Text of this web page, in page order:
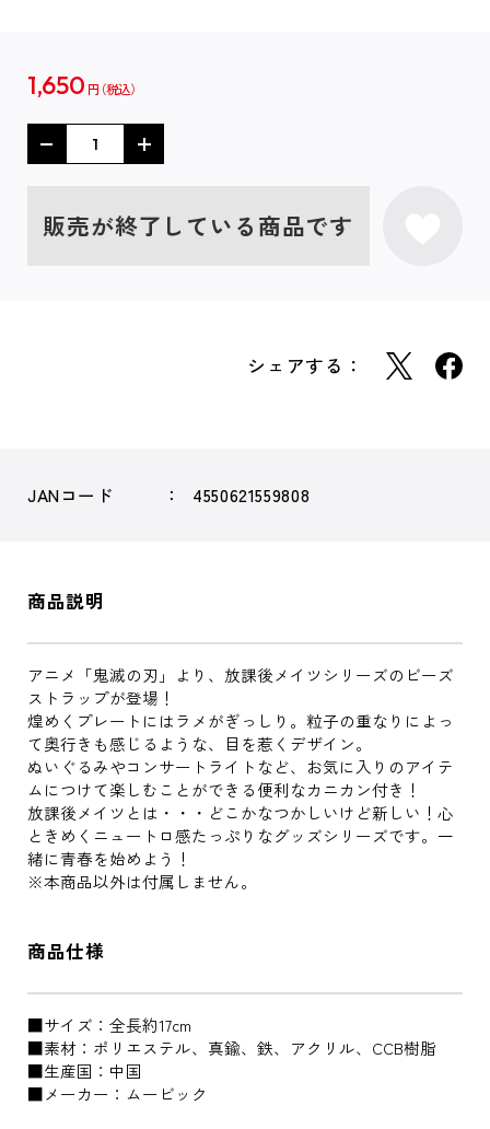
1,650 円
販売が終了している商品です
シェアする：
JANコード 4550621559808
商品説明
アニメ「鬼滅の刃」より、放課後メイツシリーズのビーズ
ストラップが登場！
煌めくプレートにはラメがぎっしり。粒子の重なりによっ
て奥行きも感じるような、目を惹くデザイン。
ぬいぐるみやコンサートライトなど、お気に入りのアイテ
ムにつけて楽しむことができる便利なカニカン付き！
放課後メイツとは・・・どこかなつかしいけど新しい！心
ときめくニュートロ感たっぷりなグッズシリーズです。一
緒に青春を始めよう！
※本商品以外は付属しません。
商品仕様
■サイズ：全長約17cm
■素材：ポリエステル、真鍮、鉄、アクリル、CCB樹脂
■生産国：中国
■メーカー：ムービック